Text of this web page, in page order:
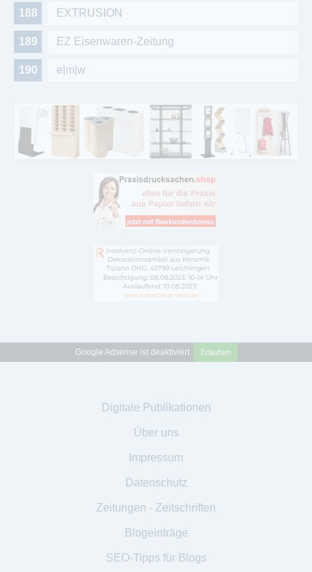
EXTRUSION
EZ Eisenwaren-Zeitung
e|m|w
Google Adsense ist deaktiviert. Erlauben
Digitale Publikationen
Über uns
Impressum
Datenschutz
Zeitungen - Zeitschriften
Blogeinträge
SEO-Tipps für Blogs